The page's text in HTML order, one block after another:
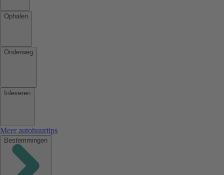
Ophalen
Onderweg
Inleveren
Meer autohuurtips
Bestemmingen